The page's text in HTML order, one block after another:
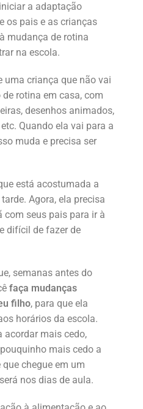
a adaptação
os pais e as crianças
mudança de rotina
na escola.
uma criança que não vai
rotina em casa, com
desenhos animados,
Quando ela vai para a
muda e precisa ser
está acostumada a
Agora, ela precisa
com seus pais para ir à
difícil de fazer de
semanas antes do
faça mudanças
filho, para que ela
horários da escola.
acordar mais cedo,
mais cedo a
chegue em um
nos dias de aula.